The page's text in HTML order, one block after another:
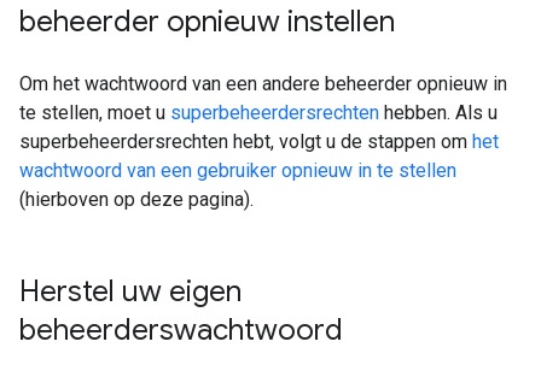
beheerder opnieuw instellen
Om het wachtwoord van een andere beheerder opnieuw in
te stellen, moet u superbeheerdersrechten hebben. Als u
superbeheerdersrechten hebt, volgt u de stappen om het
wachtwoord van een gebruiker opnieuw in te stellen
(hierboven op deze pagina).
Herstel uw eigen
beheerderswachtwoord